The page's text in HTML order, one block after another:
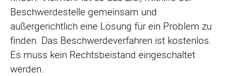
Beschwerdestelle gemeinsam und
außergerichtlich eine Lösung für ein Problem zu
finden. Das Beschwerdeverfahren ist kostenlos.
Es muss kein Rechtsbeistand eingeschaltet
werden.